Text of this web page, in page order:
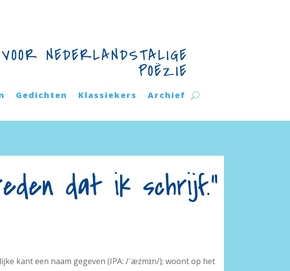
NEDERLANDSTALIGE
POËZIE
Gedichten Klassiekers Archief
dat ik schrijf.”
kant een naam gegeven (IPA: /ˈæzmɪn/); woont op het